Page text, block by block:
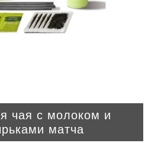
чая с молоком и
матча